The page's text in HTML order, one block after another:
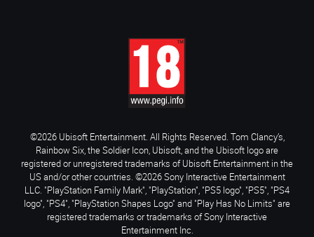
©2026 Ubisoft Entertainment. All Rights Reserved. Tom Clancy’s,
Rainbow Six, the Soldier Icon, Ubisoft, and the Ubisoft logo are
registered or unregistered trademarks of Ubisoft Entertainment in the
US and/or other countries. ©2026 Sony Interactive Entertainment
LLC. "PlayStation Family Mark", "PlayStation", "PS5 logo", "PS5", "PS4
logo", "PS4", "PlayStation Shapes Logo" and "Play Has No Limits" are
registered trademarks or trademarks of Sony Interactive
Entertainment Inc.